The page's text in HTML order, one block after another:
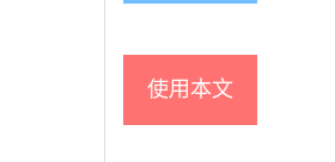
使用本文